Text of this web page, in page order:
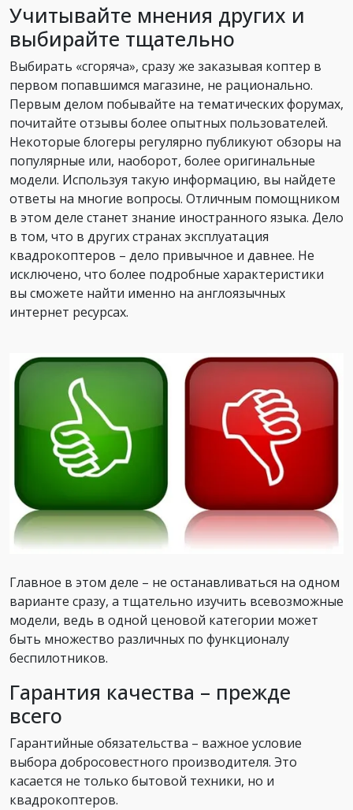
Учитывайте мнения других и
выбирайте тщательно
Выбирать «сгоряча», сразу же заказывая коптер в
первом попавшимся магазине, не рационально.
Первым делом побывайте на тематических форумах,
почитайте отзывы более опытных пользователей.
Некоторые блогеры регулярно публикуют обзоры на
популярные или, наоборот, более оригинальные
модели. Используя такую информацию, вы найдете
ответы на многие вопросы. Отличным помощником
в этом деле станет знание иностранного языка. Дело
в том, что в других странах эксплуатация
квадрокоптеров – дело привычное и давнее. Не
исключено, что более подробные характеристики
вы сможете найти именно на англоязычных
интернет ресурсах.
Главное в этом деле – не останавливаться на одном
варианте сразу, а тщательно изучить всевозможные
модели, ведь в одной ценовой категории может
быть множество различных по функционалу
беспилотников.
Гарантия качества – прежде
всего
Гарантийные обязательства – важное условие
выбора добросовестного производителя. Это
касается не только бытовой техники, но и
квадрокоптеров.